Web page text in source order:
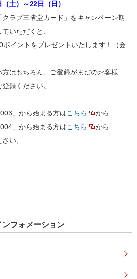
土）～22日（日）
ラブ三省堂カード」をキャンペーン期
いただくと、
ポイントをプレゼントいたします！（会
はもちろん、ご登録がまだのお客様
録ください。
」から始まる方はこちら
から
」から始まる方はこちら
から
い。
ンフォメーション